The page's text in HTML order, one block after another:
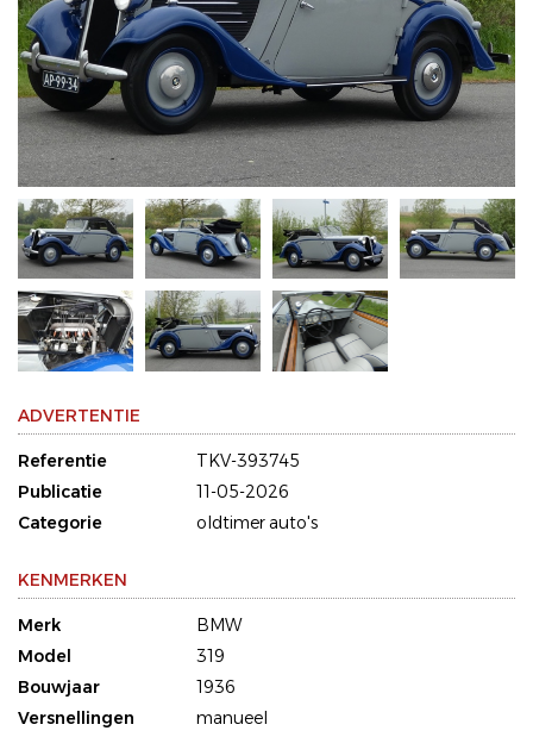
ADVERTENTIE
Referentie
TKV-393745
Publicatie
11-05-2026
Categorie
oldtimer auto's
KENMERKEN
Merk
BMW
Model
319
Bouwjaar
1936
Versnellingen
manueel